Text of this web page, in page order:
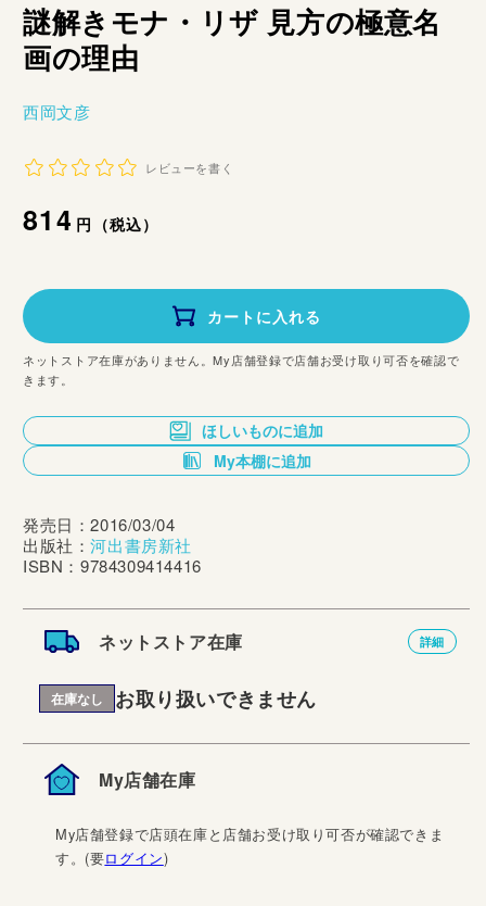
謎解きモナ・リザ 見方の極意名
画の理由
西岡文彦
レビューを書く
通
価
格
814円（税込）
カートに入れる
ネットストア在庫がありません。My店舗登録で店舗お受け取り可否を確認で
きます。
ほしいものに追加
My本棚に追加
発売日：2016/03/04
出版社：河出書房新社
ISBN：9784309414416
ネットストア在庫 詳細
在庫なし お取り扱いできません
My店舗在庫
My店舗登録で店頭在庫と店舗お受け取り可否が確認できま
す。(要ログイン)